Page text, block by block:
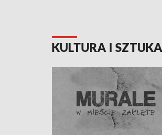
KULTURA I SZTUKA